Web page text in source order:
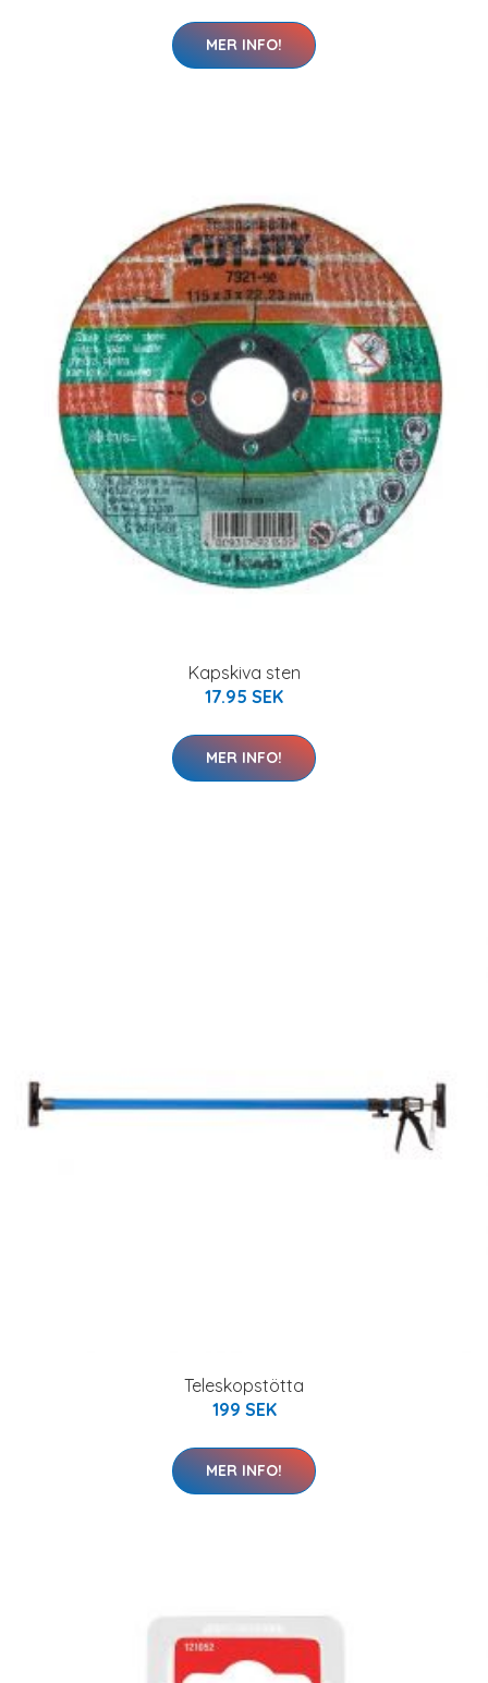
MER INFO!
Kapskiva sten
17.95 SEK
MER INFO!
Teleskopstötta
199 SEK
MER INFO!